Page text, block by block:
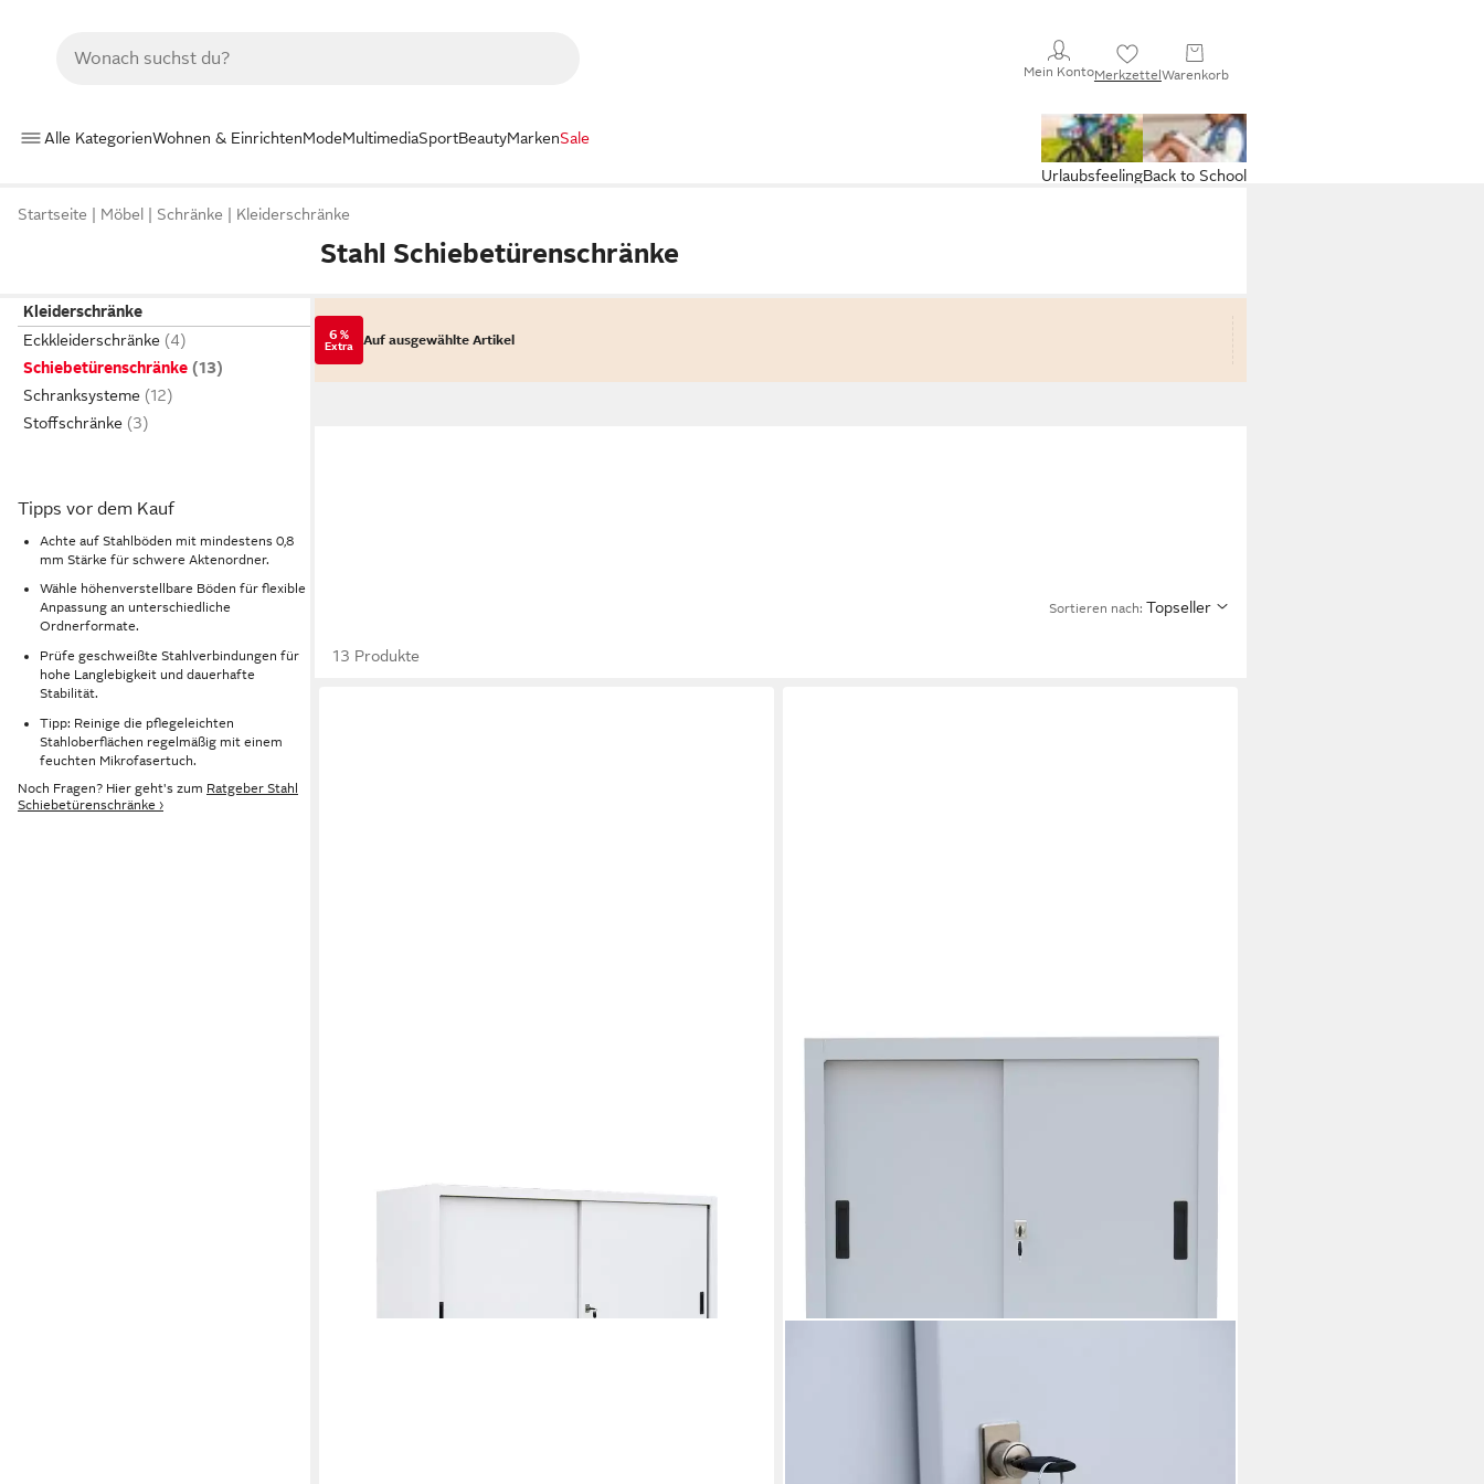
Mein KontoMerkzettelWarenkorb
Alle KategorienWohnen & EinrichtenModeMultimediaSportBeautyMarkenSale
Back to School
Urlaubsfeeling
Startseite Möbel Schränke Kleiderschränke
Stahl Schiebetürenschränke
Kleiderschränke
Eckkleiderschränke
Schiebetürenschränke
Schranksysteme
Stoffschränke
Tipps vor dem Kauf
Achte auf Stahlböden mit mindestens 0,8
mm Stärke für schwere Aktenordner.
Wähle höhenverstellbare Böden für flexible
Anpassung an unterschiedliche
Ordnerformate.
Prüfe geschweißte Stahlverbindungen für
hohe Langlebigkeit und dauerhafte
Stabilität.
Tipp: Reinige die pflegeleichten
Stahloberflächen regelmäßig mit einem
feuchten Mikrofasertuch.
Noch Fragen? Hier geht's zum Ratgeber Stahl
Schiebetürenschränke ›
6 %
Extra Auf ausgewählte Artikel
Sortieren nach: Topseller
13 Produkte